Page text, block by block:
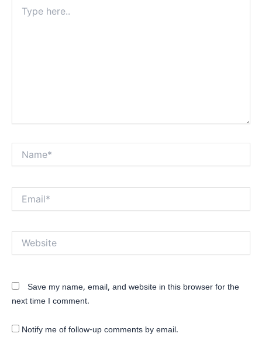
here..
Save my name, email, and website in this browser for the
next time I comment.
Notify me of follow-up comments by email.